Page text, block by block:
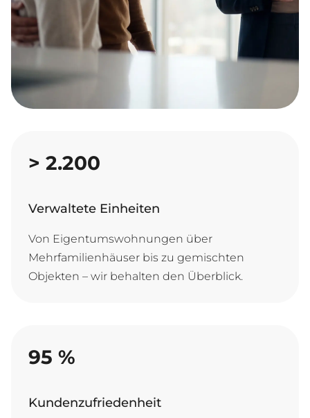
> 2.200
Verwaltete Einheiten
Von Eigentumswohnungen über
Mehrfamilienhäuser bis zu gemischten
Objekten – wir behalten den Überblick.
95 %
Kundenzufriedenheit